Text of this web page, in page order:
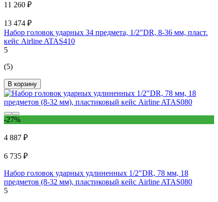
11 260 ₽
13 474 ₽
Набор головок ударных 34 предмета, 1/2"DR, 8-36 мм, пласт.
кейс Airline ATAS410
5
(5)
В корзину
-27%
4 887 ₽
6 735 ₽
Набор головок ударных удлиненных 1/2"DR, 78 мм, 18
предметов (8-32 мм), пластиковый кейс Airline ATAS080
5